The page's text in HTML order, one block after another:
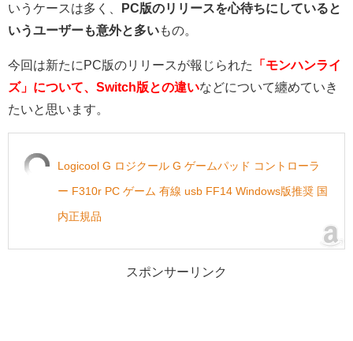
いうケースは多く、
PC版のリリースを心待ちにしていると
いうユーザーも意外と多いもの。
今回は新たにPC版のリリースが報じられた
「モンハンライ
ズ」について、Switch版との違いなどについて纏めていき
たいと思います。
Logicool G ロジクール G ゲームパッド コントローラ
ー F310r PC ゲーム 有線 usb FF14 Windows版推奨 国
内正規品
スポンサーリンク